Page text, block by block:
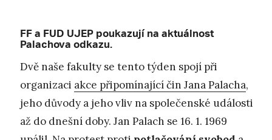
FF a FUD UJEP poukazují na aktuálnost
Palachova odkazu.
Dvě naše fakulty se tento týden spojí při
organizaci akce připomínající čin Jana Palacha,
jeho důvody a jeho vliv na společenské události
až do dnešní doby. Jan Palach se 16. 1. 1969